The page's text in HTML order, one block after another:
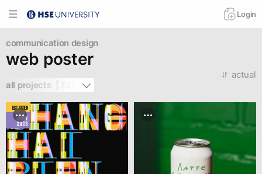
Login
communication design
web poster
all projects  | 736
actual
BEST DESIGN
JUNE
2026